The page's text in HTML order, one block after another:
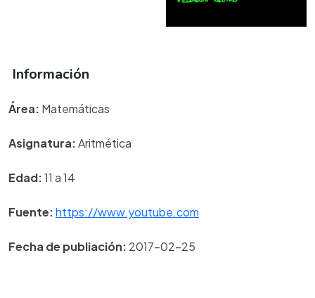
Información
Área: Matemáticas
Asignatura:Aritmética
Edad:11 a 14
Fuente:https://www.youtube.com
Fecha de publiación: 2017-02-25